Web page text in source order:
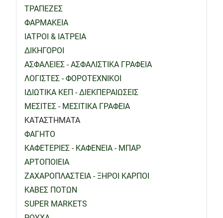
ΤΡΑΠΕΖΕΣ
ΦΑΡΜΑΚΕΙΑ
ΙΑΤΡΟΙ & ΙΑΤΡΕΙΑ
ΔΙΚΗΓΟΡΟΙ
ΑΣΦΑΛΕΙΕΣ - ΑΣΦΑΛΙΣΤΙΚΑ ΓΡΑΦΕΙΑ
ΛΟΓΙΣΤΕΣ - ΦΟΡΟΤΕΧΝΙΚΟΙ
ΙΔΙΩΤΙΚΑ ΚΕΠ - ΔΙΕΚΠΕΡΑΙΩΣΕΙΣ
ΜΕΣΙΤΕΣ - ΜΕΣΙΤΙΚΑ ΓΡΑΦΕΙΑ
ΚΑΤΑΣΤΗΜΑΤΑ
ΦΑΓΗΤΟ
ΚΑΦΕΤΕΡΙΕΣ - ΚΑΦΕΝΕΙΑ - ΜΠΑΡ
ΑΡΤΟΠΟΙΕΙΑ
ΖΑΧΑΡΟΠΛΑΣΤΕΙΑ - ΞΗΡΟΙ ΚΑΡΠΟΙ
ΚΑΒΕΣ ΠΟΤΩΝ
SUPER MARKETS